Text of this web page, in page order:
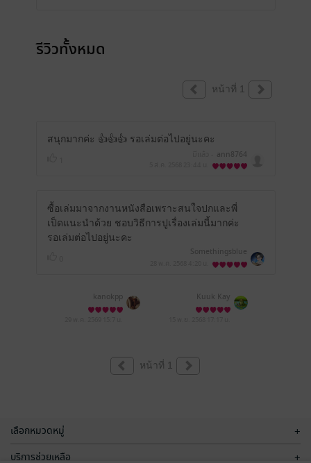
รีวิวทั้งหมด
หน้าที่ 1
สนุกมากค่ะ 👍👍👍 รอเล่มต่อไปอยู่นะคะ
ann8764
ซื้อเล่มมาจากงานหนังสือเพราะสนใจปกและพี่
เป็ดแนะนำด้วย ชอบวิธีการปูเรื่องเล่มนี้มากค่ะ
รอเล่มต่อไปอยู่นะคะ
Somethingsblue
kanokpp Kuuk Kay
หน้าที่ 1
เลือกหมวดหมู่ +
บริการช่วยเหลือ +